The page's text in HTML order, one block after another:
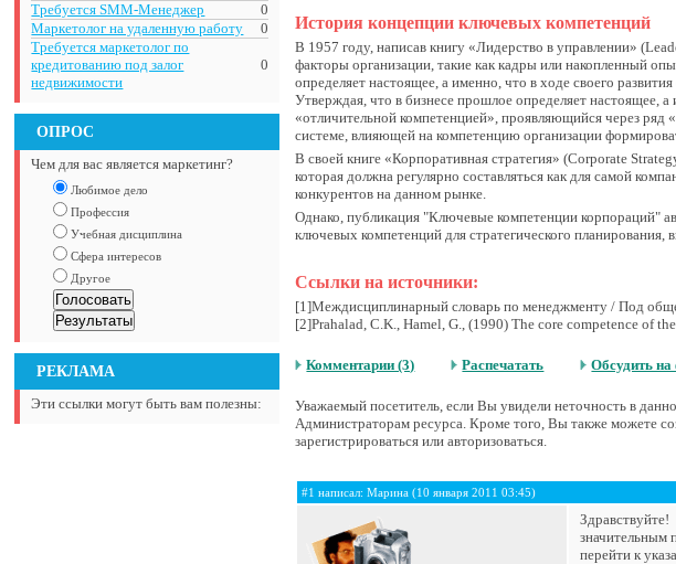
Требуется SMM-Менеджер
0
Маркетолог на удаленную работу
0
Требуется маркетолог по
кредитованию под залог
недвижимости
0
ОПРОС
Чем для вас является маркетинг?
Любимое дело
Профессия
Учебная дисциплина
Сфера интересов
Другое
РЕКЛАМА
Эти ссылки могут быть вам полезны:
История концепции ключевых компетенций
В 1957 году, написав книгу «Лидерство в управлении»
факторы организации, такие как кадры или накопленный
определяет настоящее, а именно, что в ходе своего
Утверждая, что в бизнесе прошлое определяет настоящее,
«отличительной компетенцией», проявляющийся через
системе, влияющей на компетенцию организации
В своей книге «Корпоративная стратегия» (Corporate
которая должна регулярно составляться как для самой
конкурентов на данном рынке.
Однако, публикация "Ключевые компетенции корпораций"
ключевых компетенций для стратегического
Ссылки на источники:
[1]Междисциплинарный словарь по менеджменту / Под
[2]Prahalad, C.K., Hamel, G., (1990) The core competence of
Комментарии (3) Распечатать Обсудить
Уважаемый посетитель, если Вы увидели неточность в
Администраторам ресурса. Кроме того, Вы также можете
зарегистрироваться или авторизоваться.
#1 написал: Марина (10 января 2011 03:45)
Здравствуйте!
значительным
перейти к